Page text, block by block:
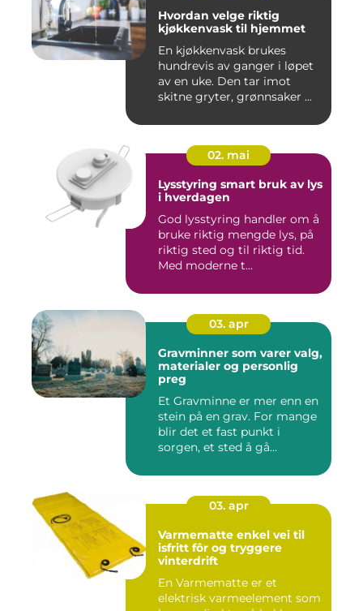
Hvordan velge riktig
kjøkkenvask til hjemmet
En kjøkkenvask brukes
hundrevis av ganger i løpet
av en uke. Den tar imot
skitne gryter, grønnsaker ...
02. mai
Lysstyring smart bruk av lys
i hverdagen
God lysstyring handler om å
bruke riktig mengde lys, på
riktig sted og til riktig tid.
Med moderne t...
03. apr
Gravminner som varer valg,
materialer og personlig
preg
Et Gravminne er mer enn en
stein på en grav. For mange
blir det et fast punkt i
sorgen, et sted å gå...
03. apr
Varmematte enkel vei til
isfritt fôr og tryggere
vinterdrift
En Varmematte er et
elektrisk varmeelement som